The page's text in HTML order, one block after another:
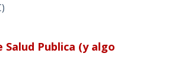
Salud Publica (y algo